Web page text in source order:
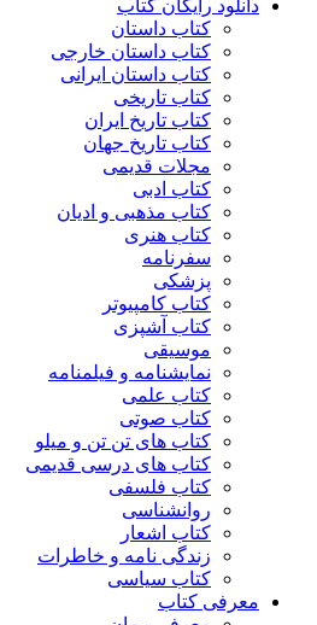
دانلود رایگان کتاب
کتاب داستان
کتاب داستان خارجی
کتاب داستان ایرانی
کتاب تاریخی
کتاب تاریخ ایران
کتاب تاریخ جهان
مجلات قدیمی
کتاب ادبی
کتاب مذهبی و ادیان
کتاب هنری
سفرنامه
پزشکی
کتاب کامپیوتر
کتاب آشپزی
موسیقی
نمایشنامه و فیلمنامه
کتاب علمی
کتاب صوتی
کتاب های تن تن و میلو
کتاب های درسی قدیمی
کتاب فلسفی
روانشناسی
کتاب اشعار
زندگی نامه و خاطرات
کتاب سیاسی
معرفی کتاب